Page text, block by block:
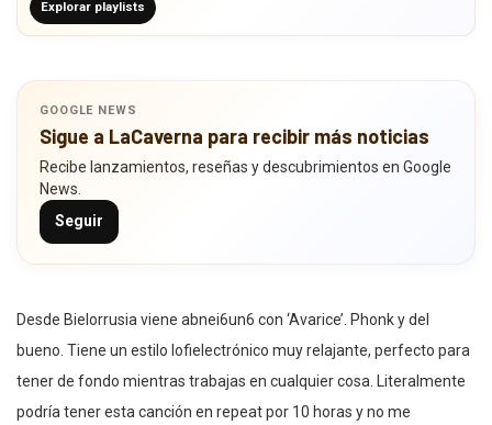
Explorar playlists
GOOGLE NEWS
Sigue a LaCaverna para recibir más noticias
Recibe lanzamientos, reseñas y descubrimientos en Google
News.
Seguir
Desde Bielorrusia viene abnei6un6 con ‘Avarice’. Phonk y del
bueno. Tiene un estilo lofielectrónico muy relajante, perfecto para
tener de fondo mientras trabajas en cualquier cosa. Literalmente
podría tener esta canción en repeat por 10 horas y no me